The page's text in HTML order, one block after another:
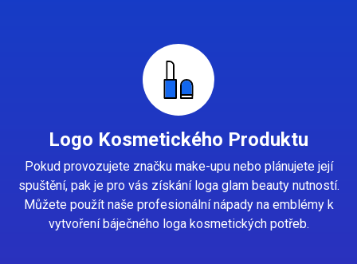
Logo Kosmetického Produktu
Pokud provozujete značku make-upu nebo plánujete její
spuštění, pak je pro vás získání loga glam beauty nutností.
Můžete použít naše profesionální nápady na emblémy k
vytvoření báječného loga kosmetických potřeb.